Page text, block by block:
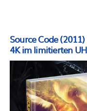
Source Code
4K im limitierten